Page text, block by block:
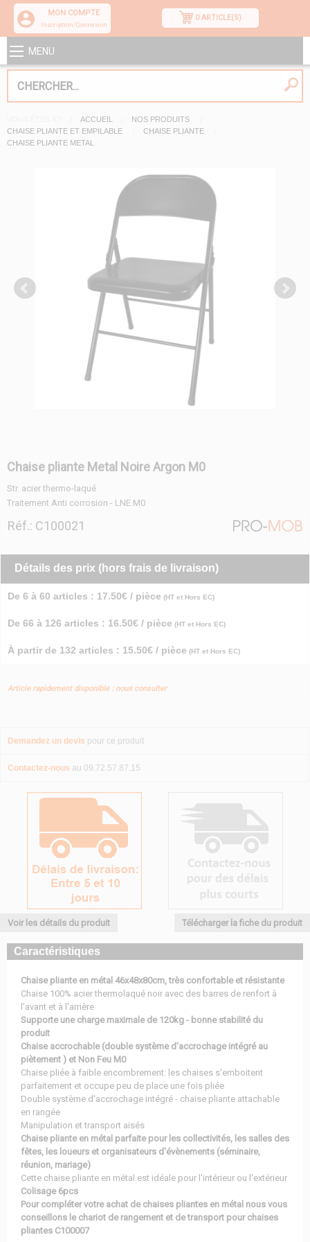
MON COMPTE
Inscription/Connexion
0 ARTICLE(S)
MENU
ACCUEIL
NOS PRODUITS
CHAISE PLIANTE ET EMPILABLE
CHAISE PLIANTE
CHAISE PLIANTE METAL
Chaise pliante Metal Noire Argon M0
Str. acier thermo-laqué
Traitement Anti corrosion - LNE M0
Réf.: C100021
Détails des prix (hors frais de livraison)
De 6 à 60 articles : 17.50€ / pièce (HT et Hors EC)
De 66 à 126 articles : 16.50€ / pièce (HT et Hors EC)
À partir de 132 articles : 15.50€ / pièce (HT et Hors EC)
Article rapidement disponible : nous consulter
Demandez un devis pour ce produit
Contactez-nous au 09.72.57.87.15
Voir les détails du produit Télécharger la fiche du produit
Caractéristiques
Chaise pliante en métal 46x48x80cm, très confortable et résistante
Chaise 100% acier thermolaqué noir avec des barres de renfort à
l'avant et à l'arrière
Supporte une charge maximale de 120kg - bonne stabilité du
produit
Chaise accrochable (double système d'accrochage intégré au
piètement ) et Non Feu M0
Chaise pliée à faible encombrement: les chaises s'emboitent
parfaitement et occupe peu de place une fois pliée
Double système d'accrochage intégré - chaise pliante attachable
en rangée
Manipulation et transport aisés
Chaise pliante en métal parfaite pour les collectivités, les salles des
fêtes, les loueurs et organisateurs d'évènements (séminaire,
réunion, mariage)
Cette chaise pliante en métal est idéale pour l'intérieur ou l'extérieur
Colisage 6pcs
Pour compléter votre achat de chaises pliantes en métal nous vous
conseillons le chariot de rangement et de transport pour chaises
pliantes C100007